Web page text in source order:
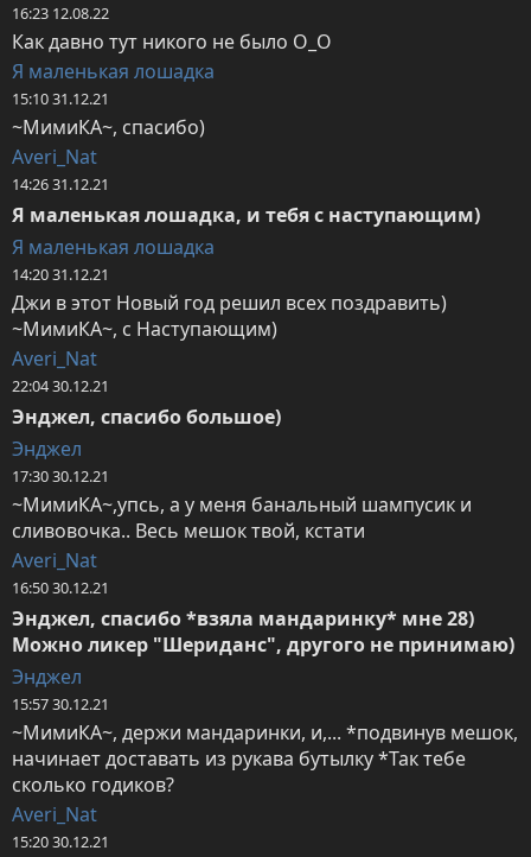
16:23 12.08.22
Как давно тут никого не было О_О
Я маленькая лошадка
15:10 31.12.21
~МимиКА~, спасибо)
Averi_Nat
14:26 31.12.21
Я маленькая лошадка, и тебя с наступающим)
Я маленькая лошадка
14:20 31.12.21
Джи в этот Новый год решил всех поздравить)
~МимиКА~, с Наступающим)
Averi_Nat
22:04 30.12.21
Энджел, спасибо большое)
Энджел
17:30 30.12.21
~МимиКА~,упсь, а у меня банальный шампусик и
сливовочка.. Весь мешок твой, кстати
Averi_Nat
16:50 30.12.21
Энджел, спасибо *взяла мандаринку* мне 28)
Можно ликер "Шериданс", другого не принимаю)
Энджел
15:57 30.12.21
~МимиКА~, держи мандаринки, и,... *подвинув мешок,
начинает доставать из рукава бутылку *Так тебе
сколько годиков?
Averi_Nat
15:20 30.12.21